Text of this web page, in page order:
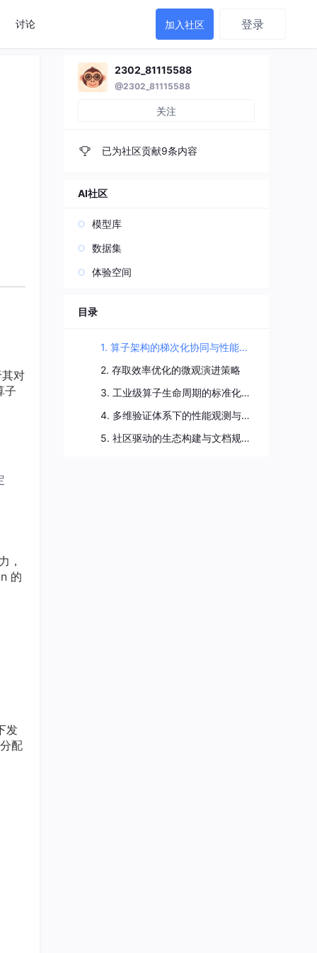
讨论 加入社区 登录
对
子
，
的
发
配
2302_81115588
@2302_81115588
关注
已为社区贡献9条内容
AI社区
模型库
数据集
体验空间
目录
1. 算子架构的梯次化协同与性能基座
2. 存取效率优化的微观演进策略
3. 工业级算子生命周期的标准化管控
4. 多维验证体系下的性能观测与诊断
5. 社区驱动的生态构建与文档规范化